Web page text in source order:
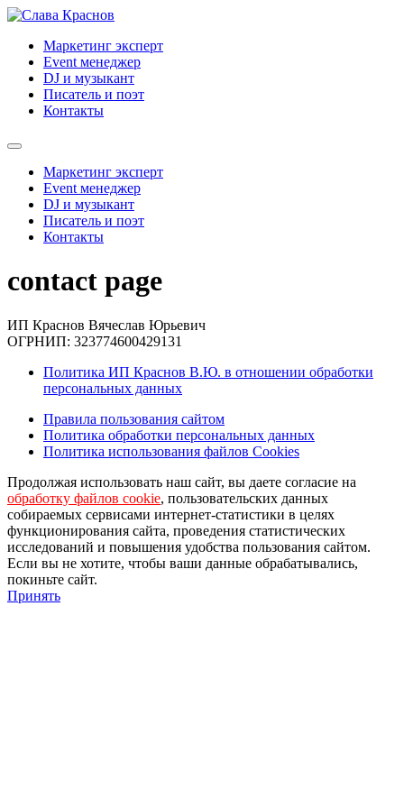
Skip
contentМаркетинг эксперт
Event менеджер
DJ и музыкант
Писатель и поэт
Контакты
Маркетинг эксперт
Event менеджер
DJ и музыкант
Писатель и поэт
Контакты
contact page
ИП Краснов Вячеслав Юрьевич
ОГРНИП: 323774600429131
Политика ИП Краснов В.Ю. в отношении обработки
персональных данных
Правила пользования сайтом
Политика обработки персональных данных
Политика использования файлов Cookies
Продолжая использовать наш сайт, вы даете согласие на
обработку файлов cookie, пользовательских данных
собираемых сервисами интернет-статистики в целях
функционирования сайта, проведения статистических
исследований и повышения удобства пользования сайтом.
Если вы не хотите, чтобы ваши данные обрабатывались,
покиньте сайт.
Принять